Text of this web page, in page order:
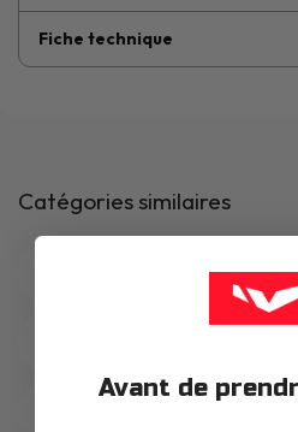
Fiche technique
Catégories similaires
Gants moto
Avant de